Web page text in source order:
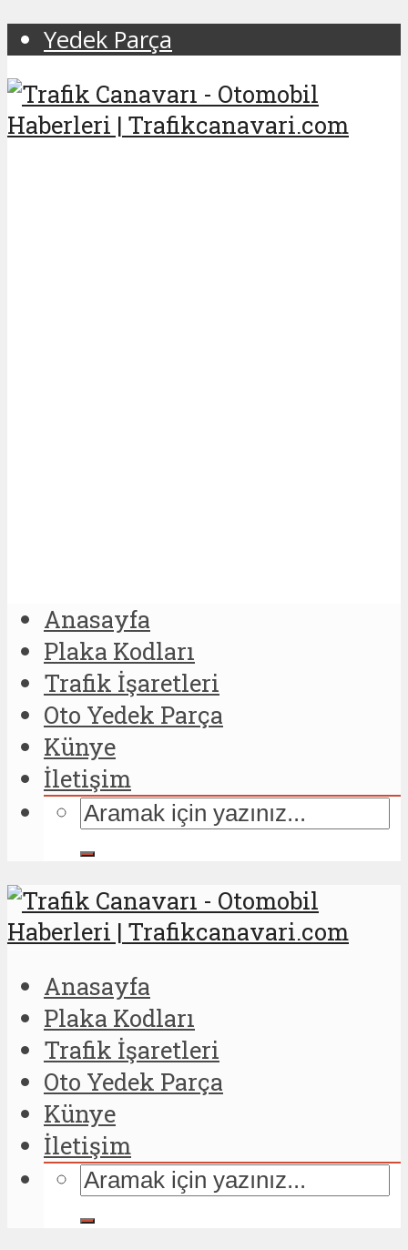
Yedek Parça
Anasayfa
Plaka Kodları
Trafik İşaretleri
Oto Yedek Parça
Künye
İletişim
Anasayfa
Plaka Kodları
Trafik İşaretleri
Oto Yedek Parça
Künye
İletişim